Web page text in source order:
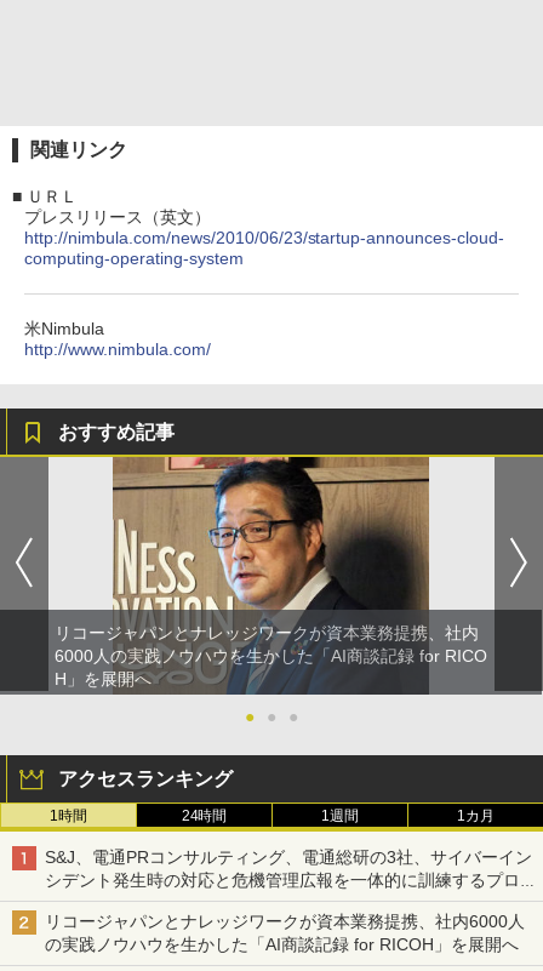
関連リンク
■ ＵＲＬ
プレスリリース（英文）
http://nimbula.com/news/2010/06/23/startup-announces-cloud-
computing-operating-system
米Nimbula
http://www.nimbula.com/
おすすめ記事
リコージャパンとナレッジワークが資本業務提携、社内
6000人の実践ノウハウを生かした「AI商談記録 for RICO
H」を展開へ
●
● ●
アクセスランキング
1時間 24時間 1週間 1カ月
S&J、電通PRコンサルティング、電通総研の3社、サイバーイン
シデント発生時の対応と危機管理広報を一体的に訓練するプログ
ラムを提供
リコージャパンとナレッジワークが資本業務提携、社内6000人
の実践ノウハウを生かした「AI商談記録 for RICOH」を展開へ